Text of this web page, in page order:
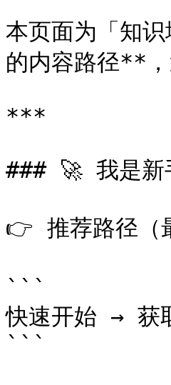
本页面为「知
的内容路径**
***
### 🚀 我是新
👉 推荐路径（
```
快速开始 → 获
```